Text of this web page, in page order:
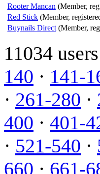
Rooter Mancan (Member,
Red Stick (Member,
Buynails Direct (Member,
11034 users
140 · 141-
· 261-280 ·
400 · 401-
· 521-540 ·
660 · 661-